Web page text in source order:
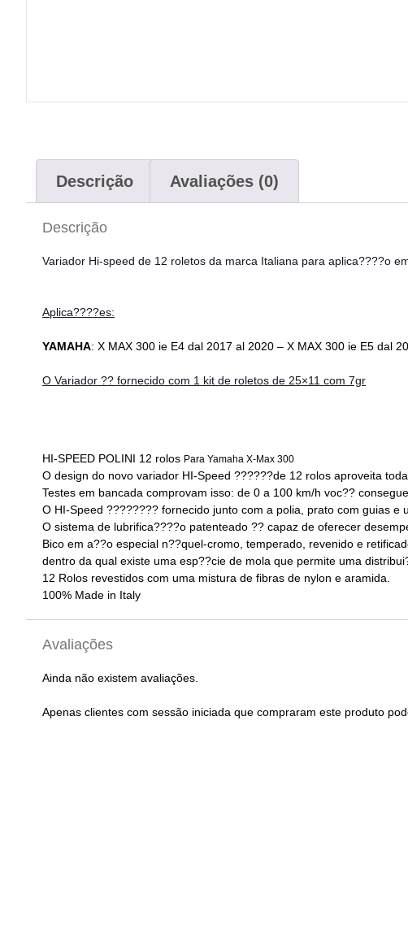
Descrição Avaliações (0)
Descrição
Variador Hi-speed de 12 roletos da marca Italiana para aplica????o
Aplica????es:
YAMAHA: X MAX 300 ie E4 dal 2017 al 2020 – X MAX 300 ie E5 dal
O Variador ?? fornecido com 1 kit de roletos de 25×11 com 7gr
HI-SPEED POLINI 12 rolos Para Yamaha X-Max 300
O design do novo variador HI-Speed ??????de 12 rolos aproveita
Testes em bancada comprovam isso: de 0 a 100 km/h voc??
O HI-Speed ???????? fornecido junto com a polia, prato com guias e
O sistema de lubrifica????o patenteado ?? capaz de oferecer
Bico em a??o especial n??quel-cromo, temperado, revenido e
dentro da qual existe uma esp??cie de mola que permite uma
12 Rolos revestidos com uma mistura de fibras de nylon e aramida.
100% Made in Italy
Avaliações
Ainda não existem avaliações.
Apenas clientes com sessão iniciada que compraram este produto